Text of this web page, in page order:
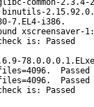
common-
7.EL4-i386.
is: Passed
Passed
Passed
is: Passed